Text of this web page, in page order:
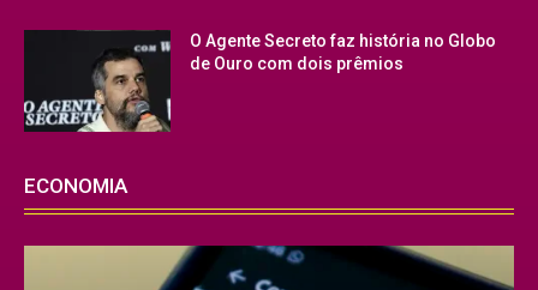
O Agente Secreto faz história no Globo
de Ouro com dois prêmios
ECONOMIA